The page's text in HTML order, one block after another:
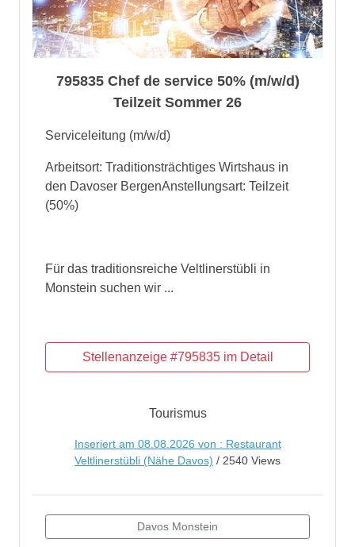
795835 Chef de service 50% (m/w/d)
Teilzeit Sommer 26
Serviceleitung (m/w/d)
Arbeitsort: Traditionsträchtiges Wirtshaus in
den Davoser BergenAnstellungsart: Teilzeit
(50%)
Für das traditionsreiche Veltlinerstübli in
Monstein suchen wir ...
Tourismus
Inseriert am 08.08.2026 von : Restaurant
Veltlinerstübli (Nähe Davos) / 2540 Views